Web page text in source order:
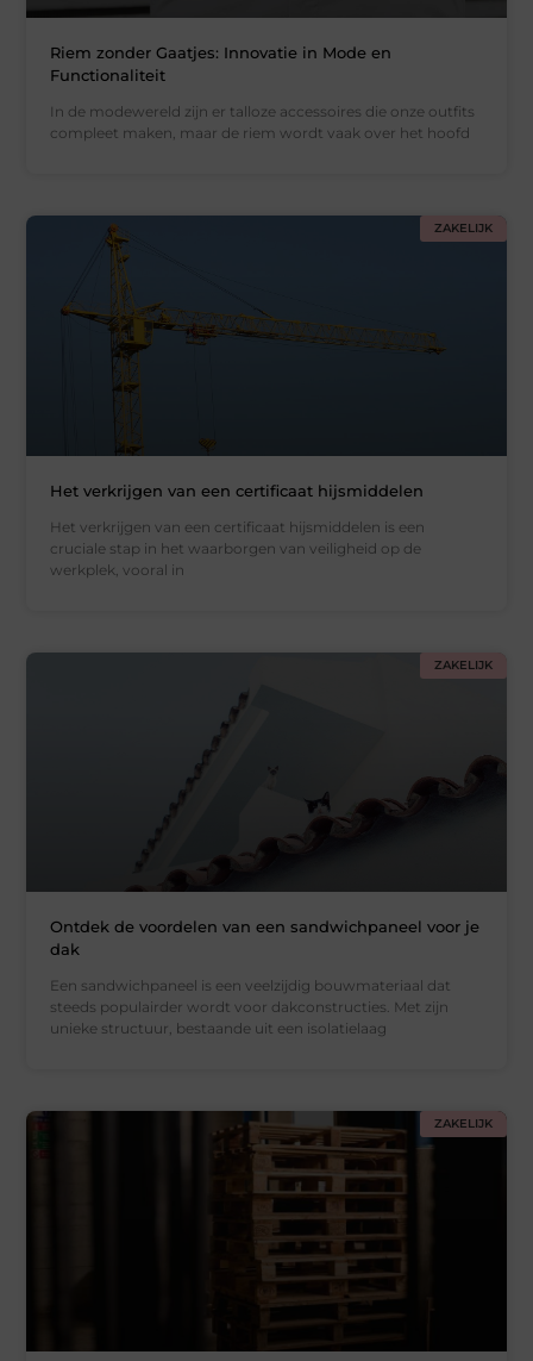
Riem zonder Gaatjes: Innovatie in Mode en
Functionaliteit
In de modewereld zijn er talloze accessoires die onze outfits
compleet maken, maar de riem wordt vaak over het hoofd
ZAKELIJK
Het verkrijgen van een certificaat hijsmiddelen
Het verkrijgen van een certificaat hijsmiddelen is een
cruciale stap in het waarborgen van veiligheid op de
werkplek, vooral in
ZAKELIJK
Ontdek de voordelen van een sandwichpaneel voor je
dak
Een sandwichpaneel is een veelzijdig bouwmateriaal dat
steeds populairder wordt voor dakconstructies. Met zijn
unieke structuur, bestaande uit een isolatielaag
ZAKELIJK